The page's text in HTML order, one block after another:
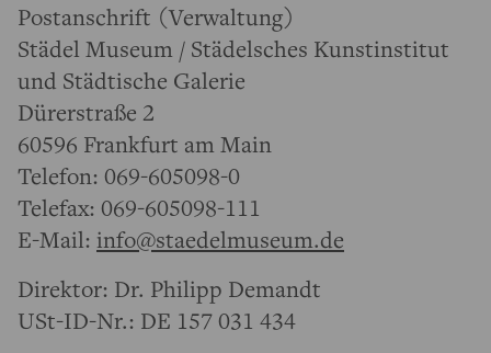
Postanschrift (Verwaltung)
Städel Museum / Städelsches Kunstinstitut
und Städtische Galerie
Dürerstraße 2
60596 Frankfurt am Main
Telefon: 069-605098-0
Telefax: 069-605098-111
E-Mail: info@staedelmuseum.de
Direktor: Dr. Philipp Demandt
USt-ID-Nr.: DE 157 031 434